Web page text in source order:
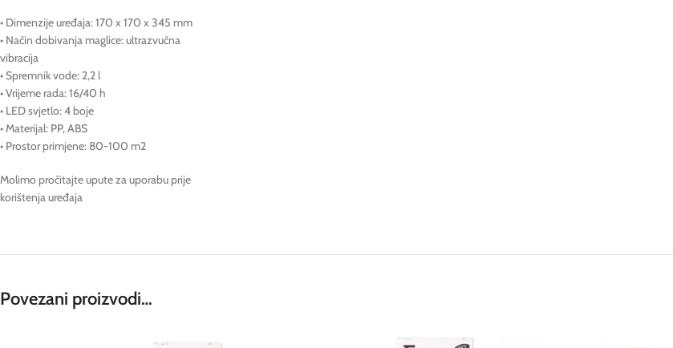
• Dimenzije uređaja: 170 x 170 x 345 mm
• Način dobivanja maglice: ultrazvučna
vibracija
• Spremnik vode: 2,2 l
• Vrijeme rada: 16/40 h
• LED svjetlo: 4 boje
• Materijal: PP, ABS
• Prostor primjene: 80-100 m2
Molimo pročitajte upute za uporabu prije
korištenja uređaja
Povezani proizvodi…